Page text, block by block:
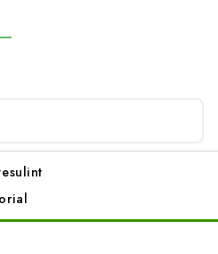
sulint